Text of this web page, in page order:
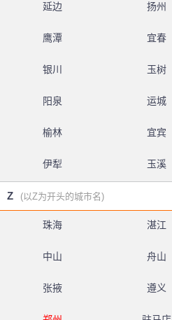
延边 扬州
鹰潭 宜春
银川 玉树
阳泉 运城
榆林 宜宾
伊犁 玉溪
Z (以Z为开头的城市名)
珠海 湛江
中山 舟山
张掖 遵义